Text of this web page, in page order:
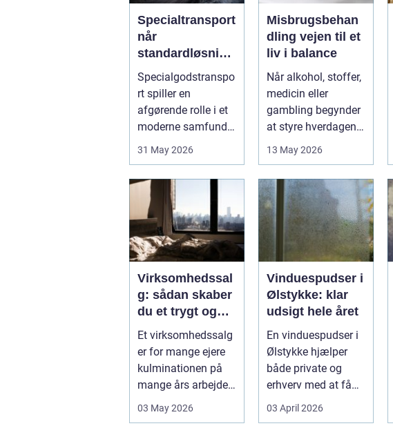
Specialtransport
når
standardløsning
er ikke rækker
Specialgodstranspo
rt spiller en
afgørende rolle i et
moderne samfund,
hvor industrien
bliver mere sp...
31 May 2026
Misbrugsbehan
dling vejen til et
liv i balance
Når alkohol, stoffer,
medicin eller
gambling begynder
at styre hverdagen,
påvirker det ikke
kun pers...
13 May 2026
Virksomhedssal
g: sådan skaber
du et trygt og
vellykket salg
Et virksomhedssalg
er for mange ejere
kulminationen på
mange års arbejde.
Det kan være en
planlagt e...
03 May 2026
Vinduespudser i
Ølstykke: klar
udsigt hele året
En vinduespudser i
Ølstykke hjælper
både private og
erhverv med at få
rene ...
03 April 2026